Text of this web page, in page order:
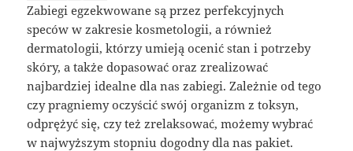
Zabiegi egzekwowane są przez perfekcyjnych
speców w zakresie kosmetologii, a również
dermatologii, którzy umieją ocenić stan i potrzeby
skóry, a także dopasować oraz zrealizować
najbardziej idealne dla nas zabiegi. Zależnie od tego
czy pragniemy oczyścić swój organizm z toksyn,
odprężyć się, czy też zrelaksować, możemy wybrać
w najwyższym stopniu dogodny dla nas pakiet.